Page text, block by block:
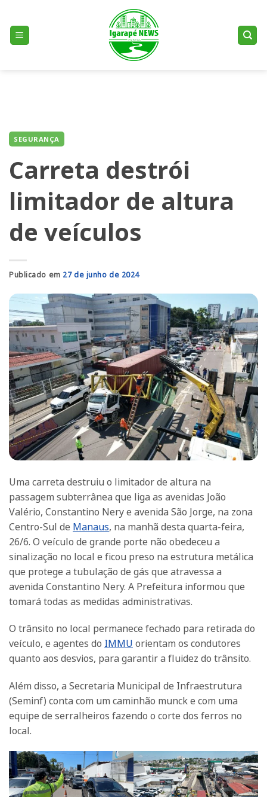
content
SEGURANÇA
Carreta destrói
limitador de altura
de veículos
Publicado em 27 de junho de 2024
Uma carreta destruiu o limitador de altura na
passagem subterrânea que liga as avenidas João
Valério, Constantino Nery e avenida São Jorge, na zona
Centro-Sul de Manaus, na manhã desta quarta-feira,
26/6. O veículo de grande porte não obedeceu a
sinalização no local e ficou preso na estrutura metálica
que protege a tubulação de gás que atravessa a
avenida Constantino Nery. A Prefeitura informou que
tomará todas as medidas administrativas.
O trânsito no local permanece fechado para retirada do
veículo, e agentes do IMMU orientam os condutores
quanto aos desvios, para garantir a fluidez do trânsito.
Além disso, a Secretaria Municipal de Infraestrutura
(Seminf) conta com um caminhão munck e com uma
equipe de serralheiros fazendo o corte dos ferros no
local.